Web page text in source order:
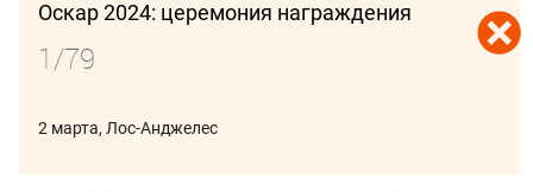
Оскар 2024: церемония награждения
1/79
2 марта, Лос-Анджелес